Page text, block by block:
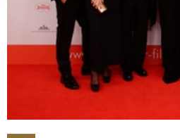
Abschnitt Einzelheiten
fest.
Wir verwenden Cookies, um
personalisieren, Funktionen für
zu können und die Zugriffe auf
analysieren. Außerdem geben